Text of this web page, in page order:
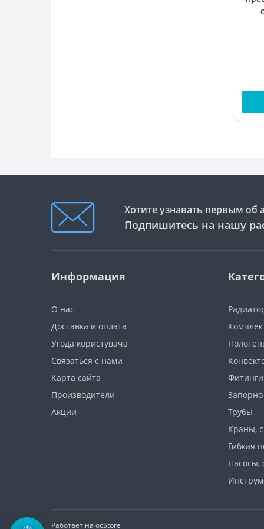
Хотите узнавать первым об
Подпишитесь на нашу
Информация
О нас
Доставка и оплата
Угода користувача
Связаться с нами
Карта сайта
Производители
Акции
Фитинги
Трубы
Краны,
Гибкая
Насосы,
Работает на ocStore